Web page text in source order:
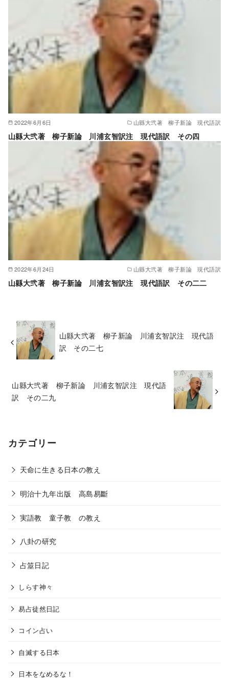
2022年6月6日 山縣大弐著 柳子新論 現代語訳
山縣大弐著 柳子新論 川浦玄智訳注 現代語訳 その四
2022年6月24日 山縣大弐著 柳子新論 現代語訳
山縣大弐著 柳子新論 川浦玄智訳注 現代語訳 その二二
山縣大弐著 柳子新論 川浦玄智訳注 現代語
訳 その二七
山縣大弐著 柳子新論 川浦玄智訳注 現代語
訳 その二九
カテゴリー
天命に生きる日本の教え
明治十九年出版 高島易斷
実語教 童子教 の教え
八卦の研究
占筮日記
しらす神々
易占徒然日記
コイン占い
自滅する日本
日本をなめるな！